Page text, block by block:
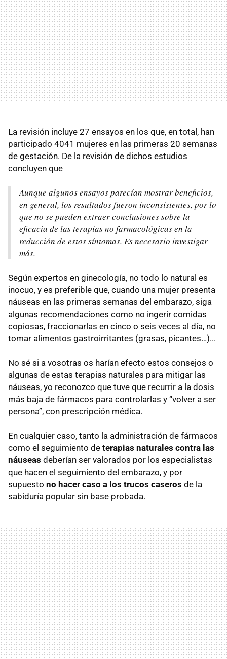
La revisión incluye 27 ensayos en los que, en total, han
participado 4041 mujeres en las primeras 20 semanas
de gestación. De la revisión de dichos estudios
concluyen que
Aunque algunos ensayos parecían mostrar beneficios,
en general, los resultados fueron inconsistentes, por lo
que no se pueden extraer conclusiones sobre la
eficacia de las terapias no farmacológicas en la
reducción de estos síntomas. Es necesario investigar
más.
Según expertos en ginecología, no todo lo natural es
inocuo, y es preferible que, cuando una mujer presenta
náuseas en las primeras semanas del embarazo, siga
algunas recomendaciones como no ingerir comidas
copiosas, fraccionarlas en cinco o seis veces al día, no
tomar alimentos gastroirritantes (grasas, picantes…)...
No sé si a vosotras os harían efecto estos consejos o
algunas de estas terapias naturales para mitigar las
náuseas, yo reconozco que tuve que recurrir a la dosis
más baja de fármacos para controlarlas y “volver a ser
persona”, con prescripción médica.
En cualquier caso, tanto la administración de fármacos
como el seguimiento de terapias naturales contra las
náuseas deberían ser valorados por los especialistas
que hacen el seguimiento del embarazo, y por
supuesto no hacer caso a los trucos caseros de la
sabiduría popular sin base probada.